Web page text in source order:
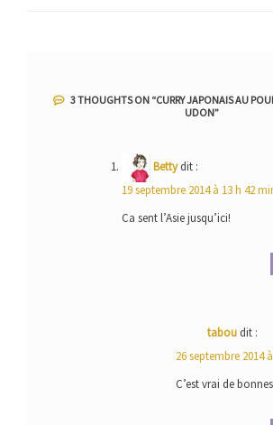
3 THOUGHTS ON “CURRY JAPONAIS AU
UDON”
Betty dit :
19 septembre 2014 à 13 h 42
Ca sent l’Asie jusqu’ici!
tabou dit :
26 septembre 2014
C’est vrai de